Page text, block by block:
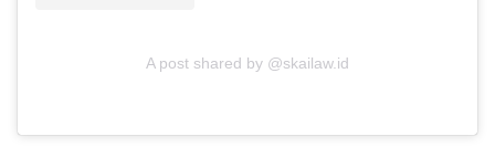
A post shared by @skailaw.id